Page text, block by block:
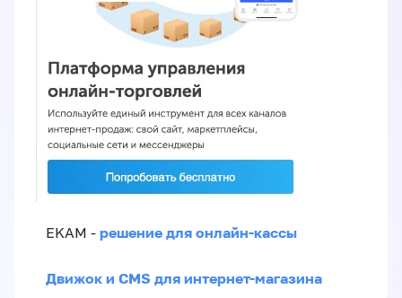
EKAM - решение для онлайн-кассы
Движок и CMS для интернет-магазина